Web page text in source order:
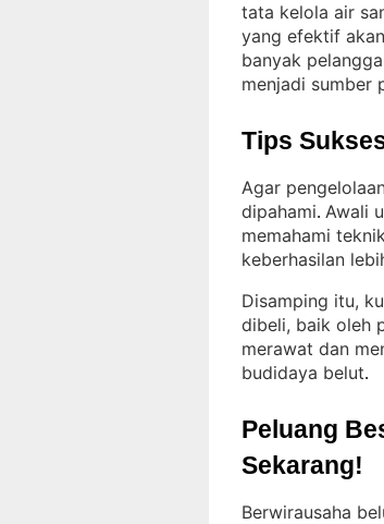
tata kelola air
yang efektif
banyak
menjadi sumber
Tips
Agar
dipahami. Awali
memahami
keberhasilan
Disamping itu,
dibeli, baik oleh
merawat dan
budidaya belut.
Peluang
Sekarang!
Berwirausaha